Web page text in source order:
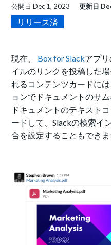
公開日Dec 1, 2023 更新日
リリース済
現在、 Box for Slackアプ
イルのリンクを投稿した
れるコンテンツカードに
ョンでドキュメントのサ
ドキュメントのテキスト
ードして、Slackの検索イ
合を設定することもできま